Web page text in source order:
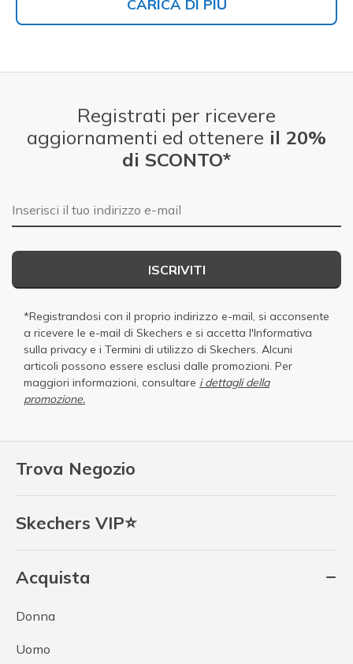
CARICA DI PIÙ
Trova Negozio
Skechers VIP⭐
Acquista
Donna
Uomo
Registrati per ricevere
aggiornamenti ed ottenere il 20%
di SCONTO*
E-mail
ISCRIVITI
*Registrandosi con il proprio indirizzo e-mail, si acconsente
a ricevere le e-mail di Skechers e si accetta l'Informativa
sulla privacy e i Termini di utilizzo di Skechers. Alcuni
articoli possono essere esclusi dalle promozioni. Per
maggiori informazioni, consultare i dettagli della
promozione.